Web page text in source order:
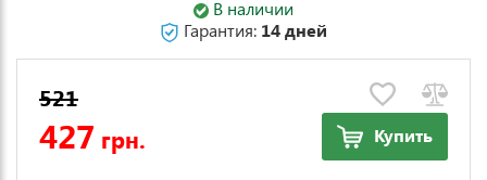
В наличии
Гарантия: 14 дней
521
427 грн. Купить